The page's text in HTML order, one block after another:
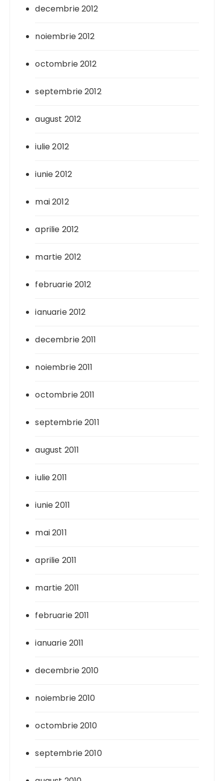
decembrie 2012
noiembrie 2012
octombrie 2012
septembrie 2012
august 2012
iulie 2012
iunie 2012
mai 2012
aprilie 2012
martie 2012
februarie 2012
ianuarie 2012
decembrie 2011
noiembrie 2011
octombrie 2011
septembrie 2011
august 2011
iulie 2011
iunie 2011
mai 2011
aprilie 2011
martie 2011
februarie 2011
ianuarie 2011
decembrie 2010
noiembrie 2010
octombrie 2010
septembrie 2010